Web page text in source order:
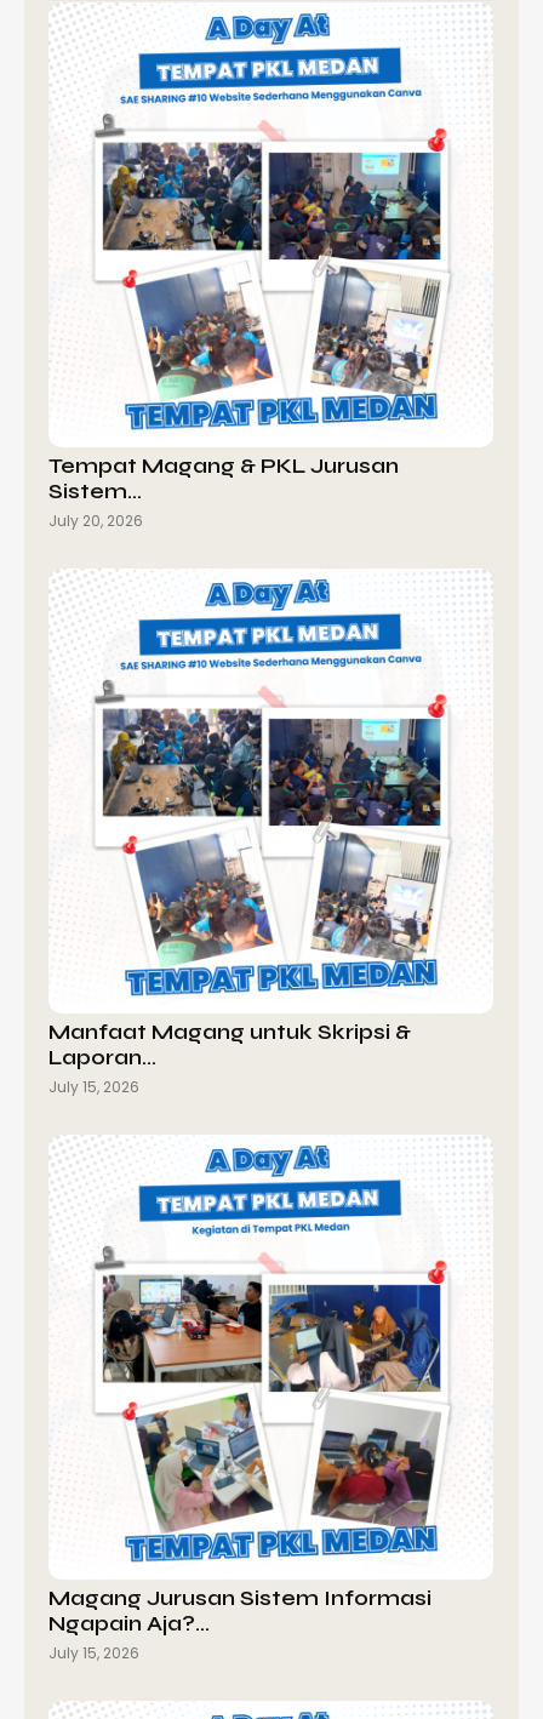
Tempat Magang & PKL Jurusan
Sistem…
July 20, 2026
Manfaat Magang untuk Skripsi &
Laporan…
July 15, 2026
Magang Jurusan Sistem Informasi
Ngapain Aja?…
July 15, 2026